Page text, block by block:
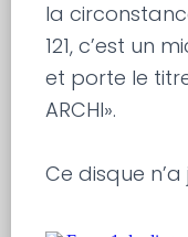
la
121, c’est un
et porte le titre
ARCHI».
Ce disque